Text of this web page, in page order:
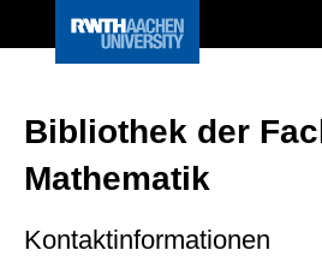
Bibliothek der
Mathematik
Kontaktinformationen